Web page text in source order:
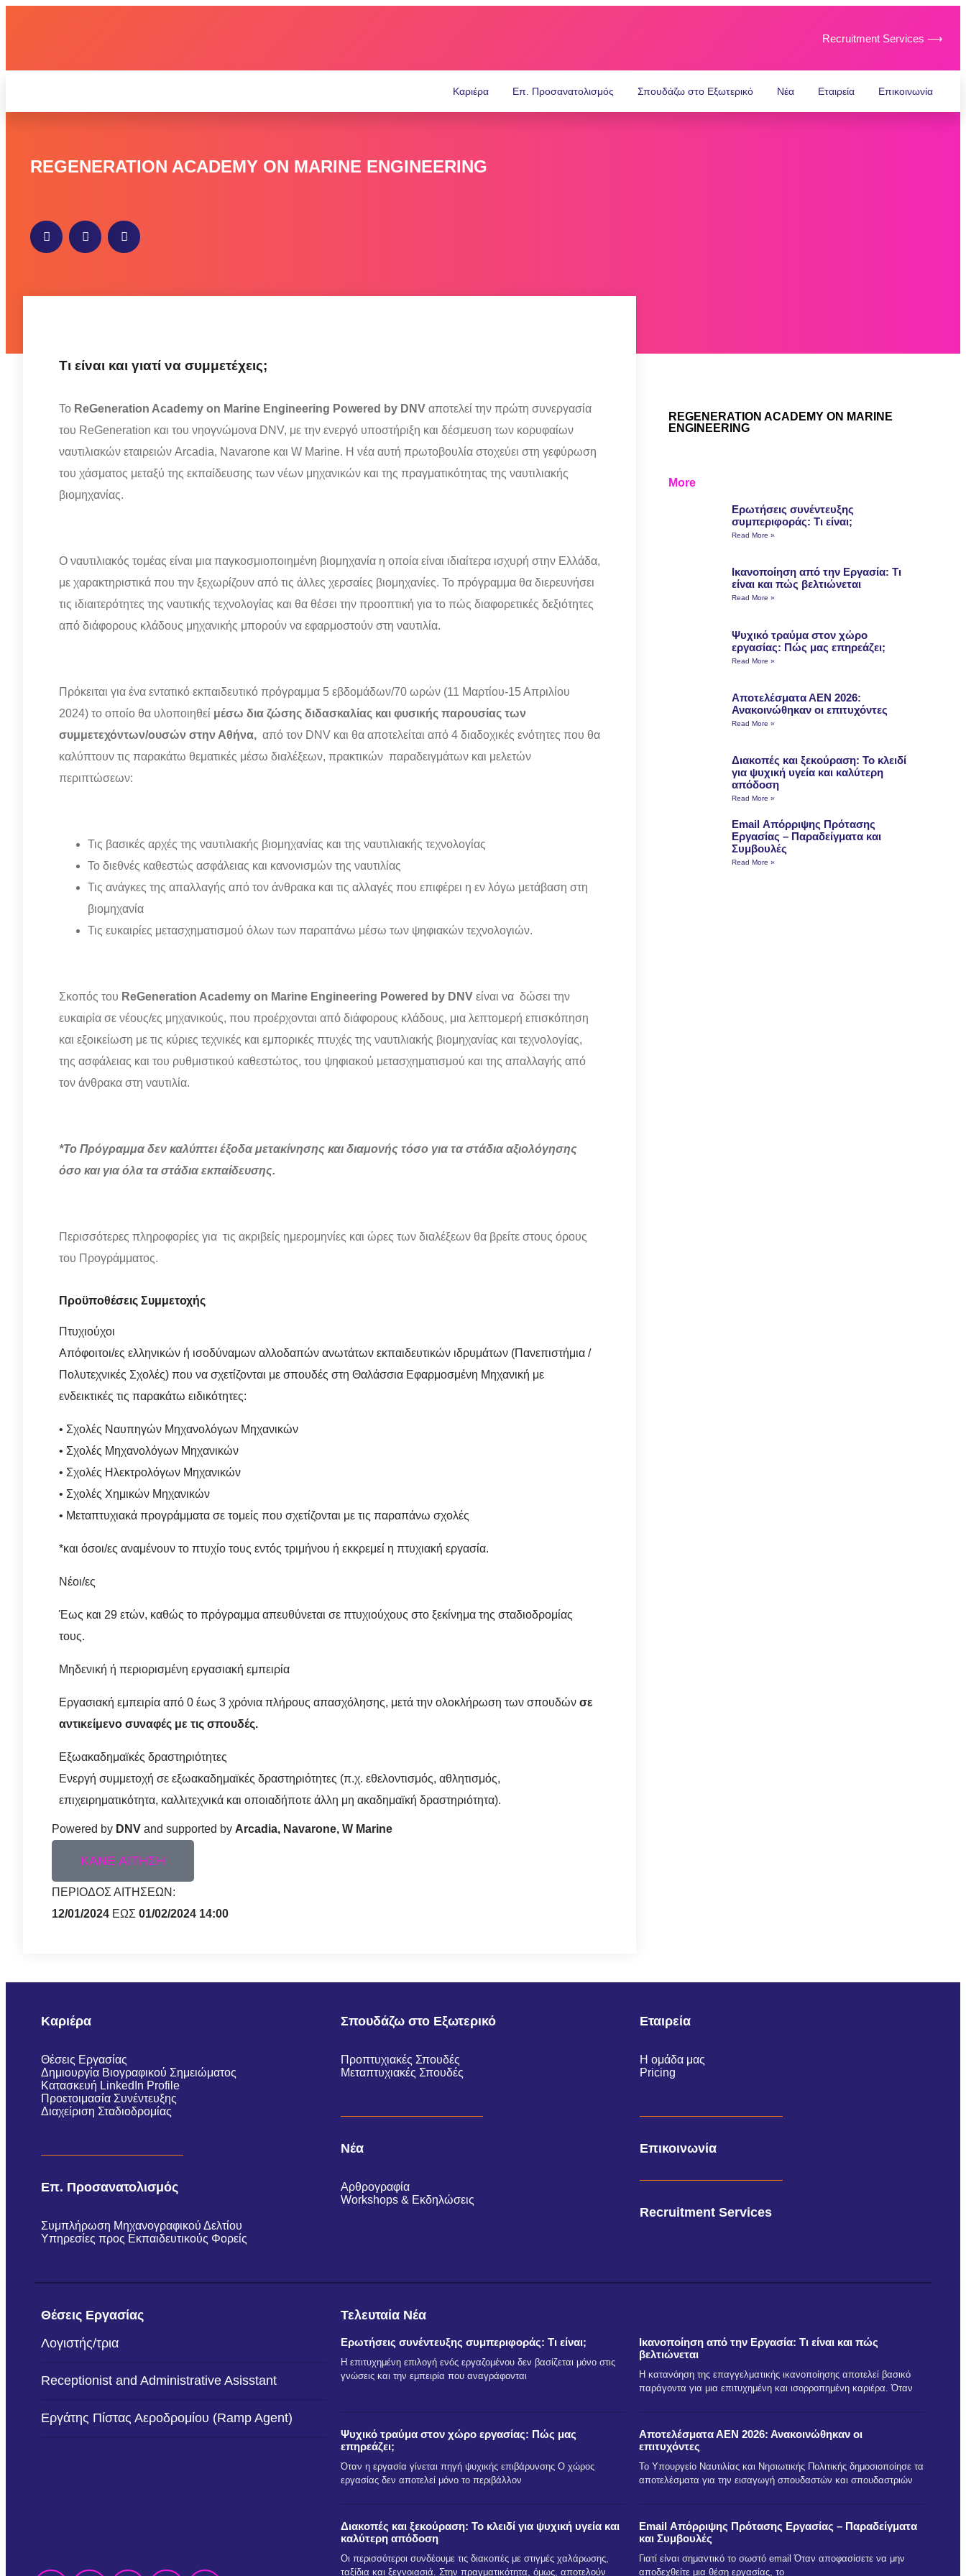
Recruitment Services ⟶
Καριέρα Επ. Προσανατολισμός Σπουδάζω στο Εξωτερικό Νέα Εταιρεία Επικοινωνία
REGENERATION ACADEMY ON MARINE ENGINEERING
Τι είναι και γιατί να συμμετέχεις;
Το ReGeneration Academy on Marine Engineering Powered by DNV αποτελεί την πρώτη συνεργασία
του ReGeneration και του νηογνώμονα DNV, με την ενεργό υποστήριξη και δέσμευση των κορυφαίων
ναυτιλιακών εταιρειών Arcadia, Navarone και W Marine. H νέα αυτή πρωτοβουλία στοχεύει στη γεφύρωση
του χάσματος μεταξύ της εκπαίδευσης των νέων μηχανικών και της πραγματικότητας της ναυτιλιακής
βιομηχανίας.
Ο ναυτιλιακός τομέας είναι μια παγκοσμιοποιημένη βιομηχανία η οποία είναι ιδιαίτερα ισχυρή στην Ελλάδα,
με χαρακτηριστικά που την ξεχωρίζουν από τις άλλες χερσαίες βιομηχανίες. Το πρόγραμμα θα διερευνήσει
τις ιδιαιτερότητες της ναυτικής τεχνολογίας και θα θέσει την προοπτική για το πώς διαφορετικές δεξιότητες
από διάφορους κλάδους μηχανικής μπορούν να εφαρμοστούν στη ναυτιλία.
Πρόκειται για ένα εντατικό εκπαιδευτικό πρόγραμμα 5 εβδομάδων/70 ωρών (11 Μαρτίου-15 Απριλίου
2024) το οποίο θα υλοποιηθεί μέσω δια ζώσης διδασκαλίας και φυσικής παρουσίας των
συμμετεχόντων/ουσών στην Αθήνα, από τον DNV και θα αποτελείται από 4 διαδοχικές ενότητες που θα
καλύπτουν τις παρακάτω θεματικές μέσω διαλέξεων, πρακτικών παραδειγμάτων και μελετών
περιπτώσεων:
Τις βασικές αρχές της ναυτιλιακής βιομηχανίας και της ναυτιλιακής τεχνολογίας
Το διεθνές καθεστώς ασφάλειας και κανονισμών της ναυτιλίας
Τις ανάγκες της απαλλαγής από τον άνθρακα και τις αλλαγές που επιφέρει η εν λόγω μετάβαση στη
βιομηχανία
Τις ευκαιρίες μετασχηματισμού όλων των παραπάνω μέσω των ψηφιακών τεχνολογιών.
Σκοπός του ReGeneration Academy on Marine Engineering Powered by DNV είναι να δώσει την
ευκαιρία σε νέους/ες μηχανικούς, που προέρχονται από διάφορους κλάδους, μια λεπτομερή επισκόπηση
και εξοικείωση με τις κύριες τεχνικές και εμπορικές πτυχές της ναυτιλιακής βιομηχανίας και τεχνολογίας,
της ασφάλειας και του ρυθμιστικού καθεστώτος, του ψηφιακού μετασχηματισμού και της απαλλαγής από
τον άνθρακα στη ναυτιλία.
*Το Πρόγραμμα δεν καλύπτει έξοδα μετακίνησης και διαμονής τόσο για τα στάδια αξιολόγησης
όσο και γιαόλατα στάδια εκπαίδευσης.
Περισσότερες πληροφορίες για τις ακριβείς ημερομηνίες και ώρες των διαλέξεων θα βρείτε στους όρους
του Προγράμματος.
Προϋποθέσεις Συμμετοχής
Πτυχιούχοι
Απόφοιτοι/ες ελληνικών ή ισοδύναμων αλλοδαπών ανωτάτων εκπαιδευτικών ιδρυμάτων (Πανεπιστήμια /
Πολυτεχνικές Σχολές) που να σχετίζονται με σπουδές στη Θαλάσσια Εφαρμοσμένη Μηχανική με
ενδεικτικές τις παρακάτω ειδικότητες:
• Σχολές Ναυπηγών Μηχανολόγων Μηχανικών
• Σχολές Μηχανολόγων Mηχανικών
• Σχολές Ηλεκτρολόγων Μηχανικών
• Σχολές Χημικών Μηχανικών
• Μεταπτυχιακά προγράμματα σε τομείς που σχετίζονται με τις παραπάνω σχολές
*και όσοι/ες αναμένουν το πτυχίο τους εντός τριμήνου ή εκκρεμεί η πτυχιακή εργασία.
Νέοι/ες
Έως και 29 ετών, καθώς το πρόγραμμα απευθύνεται σε πτυχιούχους στο ξεκίνημα της σταδιοδρομίας
τους.
Μηδενική ή περιορισμένη εργασιακή εμπειρία
Εργασιακή εμπειρία από 0 έως 3 χρόνια πλήρους απασχόλησης, μετά την ολοκλήρωση των σπουδών σε
αντικείμενο συναφές με τις σπουδές.
Εξωακαδημαϊκές δραστηριότητες
Ενεργή συμμετοχή σε εξωακαδημαϊκές δραστηριότητες (π.χ. εθελοντισμός, αθλητισμός,
επιχειρηματικότητα, καλλιτεχνικά και οποιαδήποτε άλλη μη ακαδημαϊκή δραστηριότητα).
Powered by DNV and supported by Arcadia, Navarone, W Marine
ΚΑΝΕ ΑΙΤΗΣΗ
ΠΕΡΙΟΔΟΣ ΑΙΤΗΣΕΩΝ:
12/01/2024 ΕΩΣ 01/02/2024 14:00
REGENERATION ACADEMY ON MARINE
ENGINEERING
More
Ερωτήσεις συνέντευξης
συμπεριφοράς: Τι είναι;
Read More »
Ικανοποίηση από την Εργασία: Τι
είναι και πώς βελτιώνεται
Read More »
Ψυχικό τραύμα στον χώρο
εργασίας: Πώς μας επηρεάζει;
Read More »
Αποτελέσματα ΑΕΝ 2026:
Ανακοινώθηκαν οι επιτυχόντες
Read More »
Διακοπές και ξεκούραση: Το κλειδί
για ψυχική υγεία και καλύτερη
απόδοση
Read More »
Email Απόρριψης Πρότασης
Εργασίας – Παραδείγματα και
Συμβουλές
Read More »
Καριέρα
Θέσεις Εργασίας
Δημιουργία Βιογραφικού Σημειώματος
Κατασκευή LinkedIn Profile
Προετοιμασία Συνέντευξης
Διαχείριση Σταδιοδρομίας
Επ. Προσανατολισμός
Συμπλήρωση Μηχανογραφικού Δελτίου
Υπηρεσίες προς Εκπαιδευτικούς Φορείς
Σπουδάζω στο Εξωτερικό
Προπτυχιακές Σπουδές
Μεταπτυχιακές Σπουδές
Νέα
Αρθρογραφία
Workshops & Εκδηλώσεις
Εταιρεία
Η ομάδα μας
Pricing
Επικοινωνία
Recruitment Services
Θέσεις Εργασίας
Λογιστής/τρια
Receptionist and Administrative Asisstant
Εργάτης Πίστας Αεροδρομίου (Ramp Agent)
Τελευταία Νέα
Ερωτήσεις συνέντευξης συμπεριφοράς: Τι είναι;
Η επιτυχημένη επιλογή ενός εργαζομένου δεν βασίζεται μόνο στις
γνώσεις και την εμπειρία που αναγράφονται
Ικανοποίηση από την Εργασία: Τι είναι και πώς
βελτιώνεται
Η κατανόηση της επαγγελματικής ικανοποίησης αποτελεί βασικό
παράγοντα για μια επιτυχημένη και ισορροπημένη καριέρα. Όταν
Ψυχικό τραύμα στον χώρο εργασίας: Πώς μας
επηρεάζει;
Όταν η εργασία γίνεται πηγή ψυχικής επιβάρυνσης Ο χώρος
εργασίας δεν αποτελεί μόνο το περιβάλλον
Αποτελέσματα ΑΕΝ 2026: Ανακοινώθηκαν οι
επιτυχόντες
Το Υπουργείο Ναυτιλίας και Νησιωτικής Πολιτικής δημοσιοποίησε τα
αποτελέσματα για την εισαγωγή σπουδαστών και σπουδαστριών
Διακοπές και ξεκούραση: Το κλειδί για ψυχική υγεία και
καλύτερη απόδοση
Οι περισσότεροι συνδέουμε τις διακοπές με στιγμές χαλάρωσης,
ταξίδια και ξεγνοιασιά. Στην πραγματικότητα, όμως, αποτελούν
Email Απόρριψης Πρότασης Εργασίας – Παραδείγματα
και Συμβουλές
Γιατί είναι σημαντικό το σωστό email Όταν αποφασίσετε να μην
αποδεχθείτε μια θέση εργασίας, το